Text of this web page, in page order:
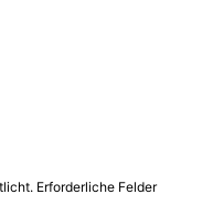
Erforderliche Felder